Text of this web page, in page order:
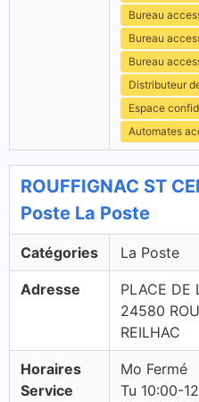
Bureau
Bureau
Bureau
Distributeur
Espace
Automates
ROUFFIGNAC ST
Poste La Poste
Catégories La Poste
Adresse
PLACE DE
24580
REILHAC
Horaires
Service
Mo Fermé
Tu 10:00-